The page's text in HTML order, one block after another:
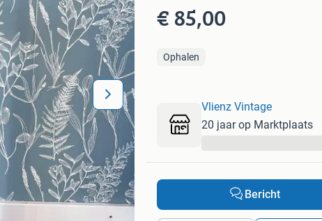
€ 85,00
Ophalen
Vlienz Vintage
20 jaar op Marktplaats
Bericht